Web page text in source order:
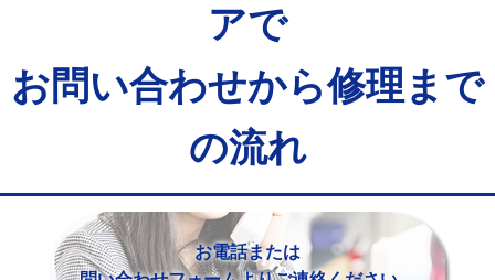
アで
お問い合わせから修理まで
の流れ
お電話または